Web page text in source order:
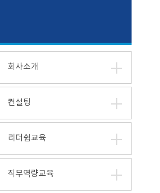
회사소개
컨설팅
리더쉽교육
직무역량교육